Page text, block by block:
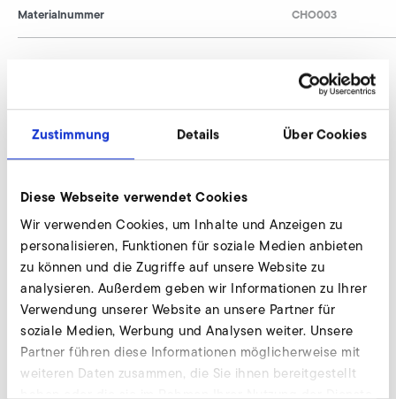
Zustimmung Details Über Cookies
Diese Webseite verwendet Cookies
Wir verwenden Cookies, um Inhalte und Anzeigen zu
personalisieren, Funktionen für soziale Medien anbieten
zu können und die Zugriffe auf unsere Website zu
analysieren. Außerdem geben wir Informationen zu Ihrer
Verwendung unserer Website an unsere Partner für
soziale Medien, Werbung und Analysen weiter. Unsere
Partner führen diese Informationen möglicherweise mit
weiteren Daten zusammen, die Sie ihnen bereitgestellt
Materialnummer CHO003
Gummischwingungsdämpfer anfragen
Wir beraten individuell und nach Bedarf. Unsere
Experten stehen Ihnen gerne zur Verfügung.
Jetzt anfragen
Gummischwingungdämpfer mit
Befestigungsplatte
CFXH